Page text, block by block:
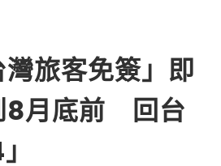
旅客免簽」即
8月底前 回台